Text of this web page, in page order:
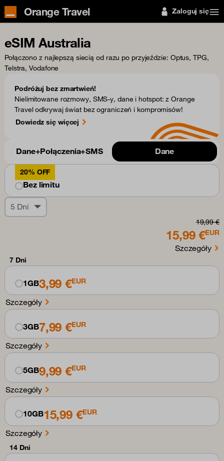
Orange Travel Zaloguj się
eSIM Australia
Połączono z najlepszą siecią od razu po przyjeździe: Optus, TPG,
Telstra, Vodafone
Podróżuj bez zmartwień!
Nielimitowane rozmowy, SMS-y, dane i hotspot: z Orange
Travel odkrywaj świat bez ograniczeń i kompromisów!
Dowiedz się więcej
Dane+Połączenia+SMS Dane
20% OFF
Bez limitu
5 Dni
19,99 €
15,99 €EUR
Szczegóły
7 Dni
1GB3,99 €EUR
Szczegóły
3GB7,99 €EUR
Szczegóły
5GB9,99 €EUR
Szczegóły
10GB15,99 €EUR
Szczegóły
14 Dni